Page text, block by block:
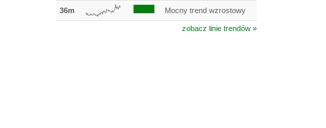
36m Mocny trend wzrostowy
zobacz linie trendów »